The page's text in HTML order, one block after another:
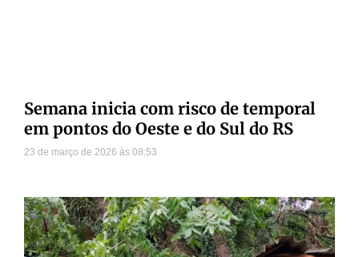
Semana inicia com risco de temporal
em pontos do Oeste e do Sul do RS
23 de março de 2026 08:53